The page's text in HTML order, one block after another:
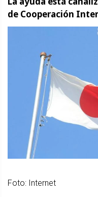
de Cooperación
Foto: Internet